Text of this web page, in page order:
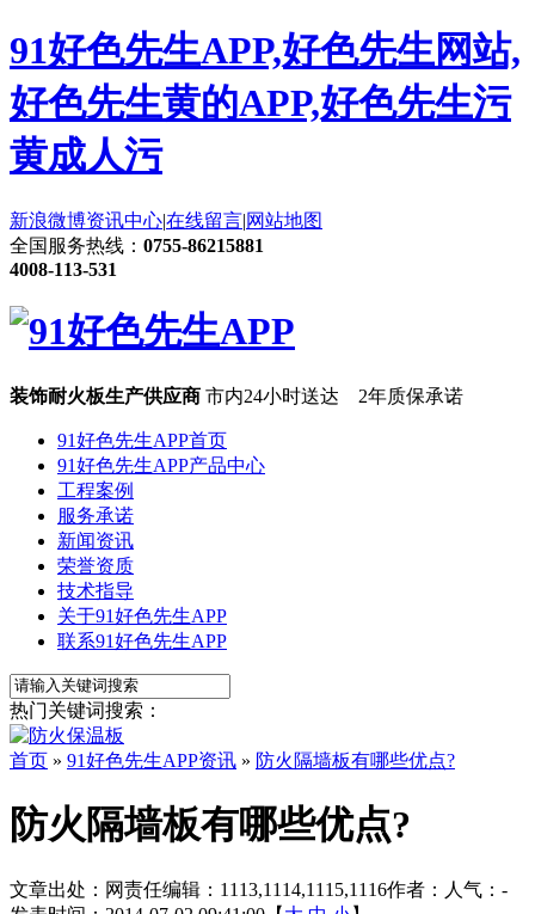
91好色先生APP,好色先生网站,
好色先生黄的APP,好色先生污
黄成人污
新浪微博资讯中心|在线留言|网站地图
全国服务热线： 0755-86215881
4008-113-531
装饰耐火板生产供应商 市内24小时送达 2年质保承诺
91好色先生APP首页
91好色先生APP产品中心
工程案例
服务承诺
新闻资讯
荣誉资质
技术指导
关于91好色先生APP
联系91好色先生APP
热门关键词搜索：
首页 » 91好色先生APP资讯 » 防火隔墙板有哪些优点?
防火隔墙板有哪些优点?
文章出处： 网责任编辑：1113,1114,1115,1116作者： 人气： -